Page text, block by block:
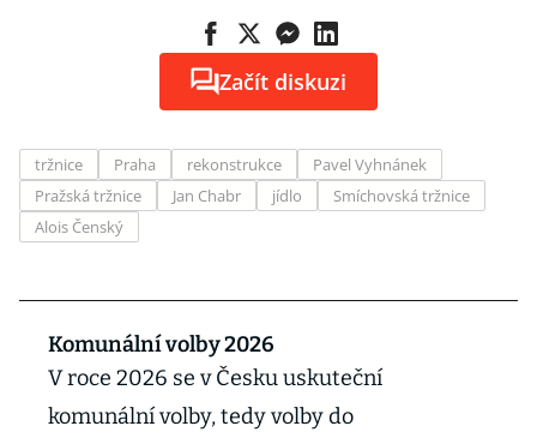
Začít diskuzi
tržnice Praha rekonstrukce
Pavel Vyhnánek
Pražská tržnice
Jan Chabr jídlo
Smíchovská tržnice
Alois Čenský
Komunální volby 2026
V roce 2026 se v Česku uskuteční
komunální volby, tedy volby do